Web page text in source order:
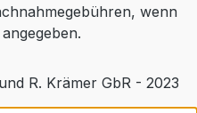
wenn
R. Krämer GbR - 2023